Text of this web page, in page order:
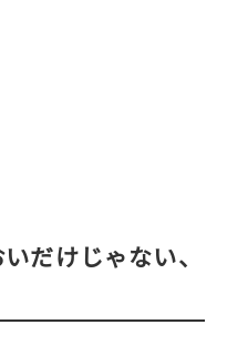
だけじゃない、